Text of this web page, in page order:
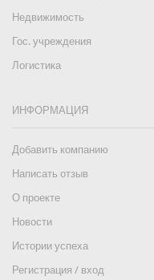
Недвижимость
Гос. учреждения
Логистика
ИНФОРМАЦИЯ
Добавить компанию
Написать отзыв
О проекте
Новости
Истории успеха
Регистрация / вход